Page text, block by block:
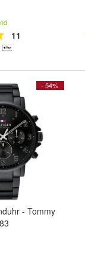
11
- 54%
- Tommy